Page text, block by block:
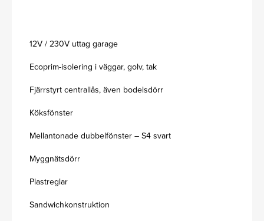
12V / 230V uttag garage
Ecoprim-isolering i väggar, golv, tak
Fjärrstyrt centrallås, även bodelsdörr
Köksfönster
Mellantonade dubbelfönster – S4 svart
Myggnätsdörr
Plastreglar
Sandwichkonstruktion